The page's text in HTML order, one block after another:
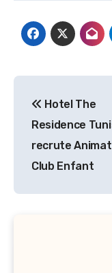
de
l’article
Hotel The
Residence
recrute
Club Enfant